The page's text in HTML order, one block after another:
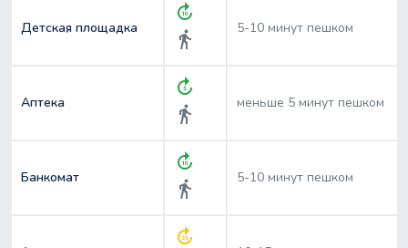
Детская площадка
forward_10
directions_walk
5-10 минут пешком
Аптека
forward_5
directions_walk
меньше 5 минут пешком
Банкомат
forward_10
directions_walk
5-10 минут пешком
forward_30